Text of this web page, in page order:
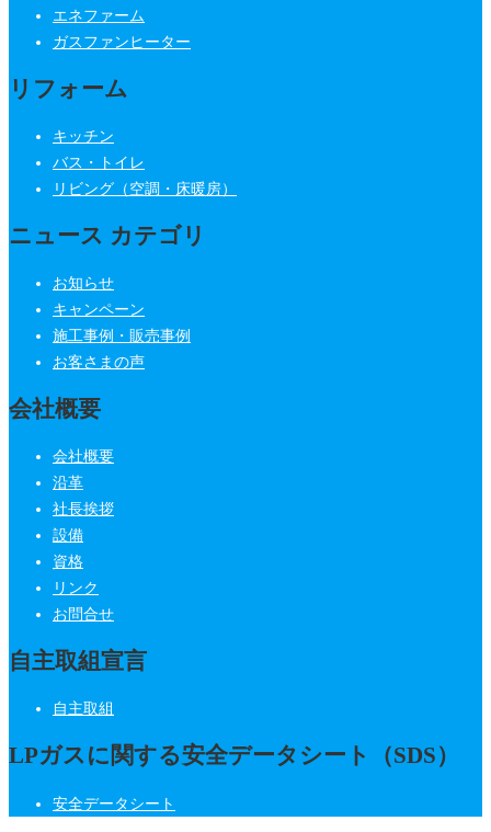
エネファーム
ガスファンヒーター
リフォーム
キッチン
バス・トイレ
リビング（空調・床暖房）
ニュース カテゴリ
お知らせ
キャンペーン
施工事例・販売事例
お客さまの声
会社概要
会社概要
沿革
社長挨拶
設備
資格
リンク
お問合せ
自主取組宣言
自主取組
LPガスに関する安全データシート（SDS）
安全データシート